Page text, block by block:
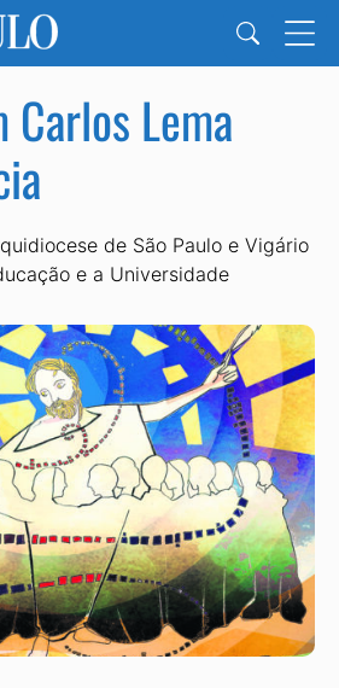
Carlos Lema
de São Paulo e Vigário
e a Universidade